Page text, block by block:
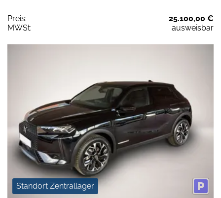
Preis:
25.100,00 €
MWSt:
ausweisbar
Standort Zentrallager